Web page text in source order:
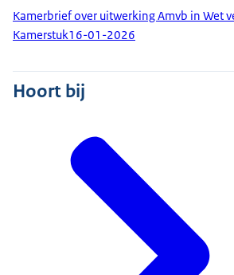
Kamerbrief over uitwerking Amvb in Wet
Kamerstuk16-01-2026
Hoort bij